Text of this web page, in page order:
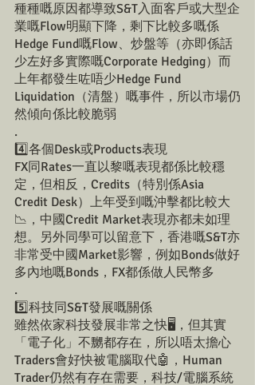
種種嘅原因都導致S&T入面客戶或大型企
業嘅Flow明顯下降，剩下比較多嘅係
Hedge Fund嘅Flow、炒盤等（亦即係話
少左好多實際嘅Corporate Hedging）而
上年都發生咗唔少Hedge Fund
Liquidation（清盤）嘅事件，所以市場仍
然傾向係比較脆弱
.
4️⃣各個Desk或Products表現
FX同Rates一直以黎嘅表現都係比較穩
定，但相反，Credits（特別係Asia
Credit Desk）上年受到嘅沖擊都比較大
📉，中國Credit Market表現亦都未如理
想。另外同學可以留意下，香港嘅S&T亦
非常受中國Market影響，例如Bonds做好
多內地嘅Bonds，FX都係做人民幣多
.
5️⃣科技同S&T發展嘅關係
雖然依家科技發展非常之快🖥，但其實
「電子化」不嬲都存在，所以唔太擔心
Traders會好快被電腦取代🤖️，Human
Trader仍然有存在需要，科技/電腦系統